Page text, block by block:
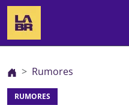
Rumores
RUMORES